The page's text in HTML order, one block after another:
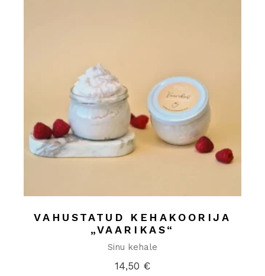
VAHUSTATUD KEHAKOORIJA
„VAARIKAS“
Sinu kehale
14,50 €